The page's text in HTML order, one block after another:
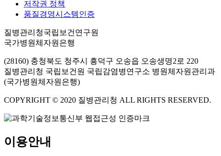
저작권 정책
품질경영시스템인증
질병관리청국립보건연구원
국가병원체자원은행
(28160) 충청북도 청주시 흥덕구 오송읍 오송생명2로 220
질병관리청 국립보건원 국립감염병연구소 병원체자원관리과
(국가병원체자원은행)
COPYRIGHT © 2020 질병관리청 ALL RIGHTS RESERVED.
이용안내